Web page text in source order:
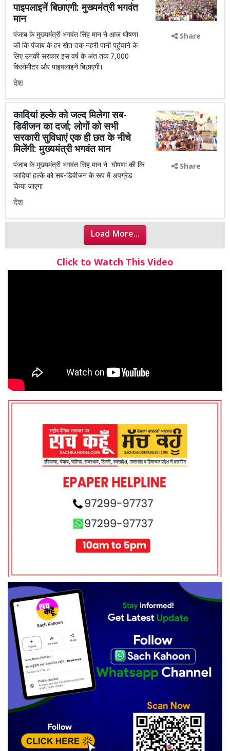
पाइपलाइनें बिछाएगी: मुख्यमंत्री भगवंत
मान
पंजाब के मुख्यमंत्री भगवंत सिंह मान ने आज घोषणा
की कि पंजाब के हर खेत तक नहरी पानी पहुंचाने के
लिए उनकी सरकार इस वर्ष के अंत तक 7,000
किलोमीटर और पाइपलाइनें बिछाएगी।
देश
Share
कादियां हल्के को जल्द मिलेगा सब-
डिवीजन का दर्जा; लोगों को सभी
सरकारी सुविधाएं एक ही छत के नीचे
मिलेंगी: मुख्यमंत्री भगवंत मान
पंजाब के मुख्यमंत्री भगवंत सिंह मान ने घोषणा की कि
कादियां हल्के को सब-डिवीजन के रूप में अपग्रेड
किया जाएगा
देश
Share
Load More...
Click to Watch This Video